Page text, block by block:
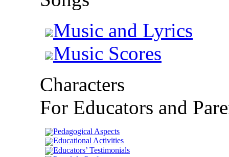
Music and Lyrics
Music Scores
Characters
For Educators and
Pedagogical Aspects
Educational Activities
Educators’ Testimonials